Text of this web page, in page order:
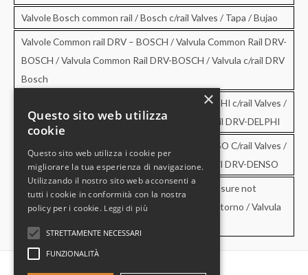
Valvole Bosch common rail / Bosch c/rail Valves / Tapa / Bujao
Valvole Common rail DRV – BOSCH / Valvula Common Rail DRV-
BOSCH / Valvula Common Rail DRV-BOSCH / Valvula c/rail DRV
Bosch
Valvole Common rail DRV – DELPHI / DRV-DELPHI c/rail Valves /
Valvula Common Rail DRV-DELPHI / Valvula c/rail DRV-DELPHI
Valvole Common rail DRV – DENSO / DRV-DENSO C/rail Valves /
Valvula Common Rail DRV-DENSO / Valvula c/rail DRV-DENSO
Valvole di sovrapressione e di non ritorno / Pressure not
retourn Valves / Valvula de sobrepresion y no retorno / Valvula
de pressao e no retorno
×
Questo sito web utilizza
cookie
Questo sito web utilizza i cookie per
migliorare la tua esperienza di navigazione.
Utilizzando il nostro sito web acconsenti a
tutti i cookie in conformità con la nostra
policy per i cookie. Leggi di più
STRETTAMENTE NECESSARI
FUNZIONALITÀ